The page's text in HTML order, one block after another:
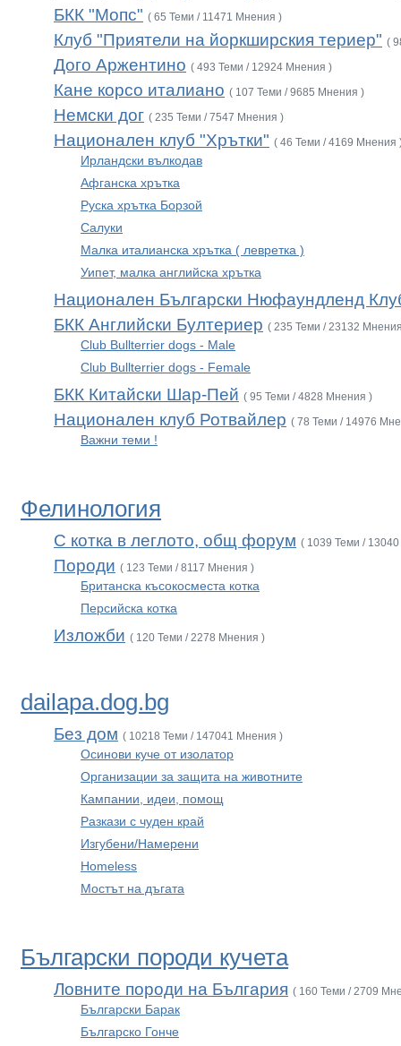
БКК "Мопс" ( 65 Теми / 11471 Мнения )
Клуб "Приятели на йоркширския териер" (
Дого Аржентино ( 493 Теми / 12924 Мнения )
Кане корсо италиано ( 107 Теми / 9685 Мнения )
Немски дог ( 235 Теми / 7547 Мнения )
Национален клуб "Хрътки" ( 46 Теми / 4169 Мнения
Ирландски вълкодав
Афганска хрътка
Руска хрътка Борзой
Салуки
Малка италианска хрътка ( левретка )
Уипет, малка английска хрътка
Национален Български Нюфаундленд
БКК Английски Бултериер ( 235 Теми / 23132
Club Bullterrier dogs - Male
Club Bullterrier dogs - Female
БКК Китайски Шар-Пей ( 95 Теми / 4828 Мнения )
Национален клуб Ротвайлер ( 78 Теми / 14976
Важни теми !
Фелинология
С котка в леглото, общ форум ( 1039 Теми /
Породи ( 123 Теми / 8117 Мнения )
Британска късокосместа котка
Персийска котка
Изложби ( 120 Теми / 2278 Мнения )
dailapa.dog.bg
Без дом ( 10218 Теми / 147041 Мнения )
Осинови куче от изолатор
Организации за защита на животните
Кампании, идеи, помощ
Разкази с чуден край
Изгубени/Намерени
Homeless
Мостът на дъгата
Български породи кучета
Ловните породи на България ( 160 Теми / 2709
Български Барак
Българско Гонче